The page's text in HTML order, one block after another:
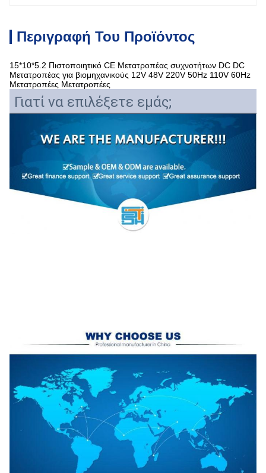
Περιγραφή Του Προϊόντος
15*10*5.2 Πιστοποιητικό CE Μετατροπέας συχνοτήτων DC DC
Μετατροπέας για βιομηχανικούς 12V 48V 220V 50Hz 110V 60Hz
Μετατροπέες Μετατροπέες
Γιατί να επιλέξετε εμάς;